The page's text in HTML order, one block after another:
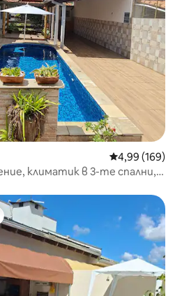
Средна
4,99 (169)
климатик в 3-те спални,
гостите